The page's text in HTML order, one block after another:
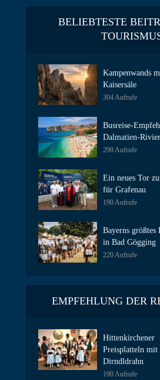
BELIEBTESTE
Kampenwands
Kaisersäle
304 Aufrufe
Busreise-
Dalmatien-
290 Aufrufe
Ein neues Tor
für Grafenau
190 Aufrufe
Bayerns größtes
in Bad Gögging
220 Aufrufe
EMPFEHLUNG DER
Hittenkirchener
Preisplatteln mit
Dirndldrahn
190 Aufrufe